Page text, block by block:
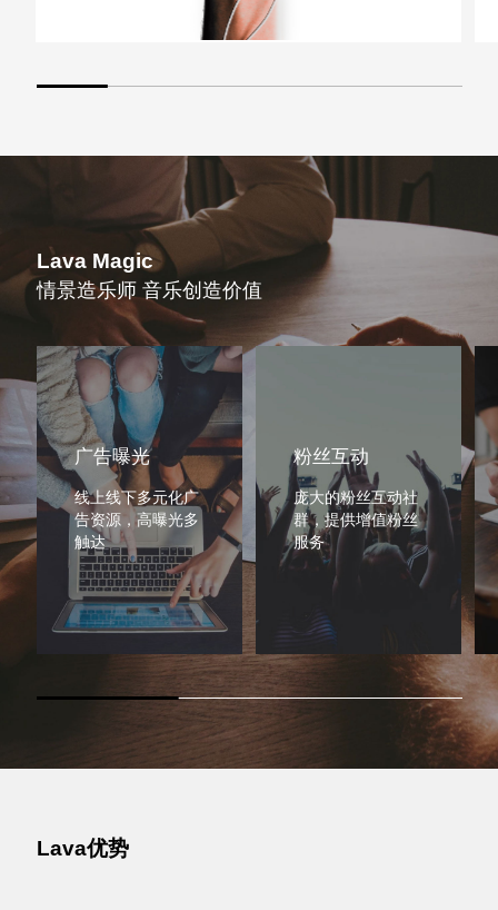
Lava Magic
情景造乐师 音乐创造价值
广告曝光
线上线下多元化广
告资源，高曝光多
触达
粉丝互动
庞大的粉丝互动社
群，提供增值粉丝
服务
Lava优势